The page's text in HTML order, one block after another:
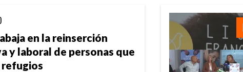
en la reinserción
y laboral de personas que